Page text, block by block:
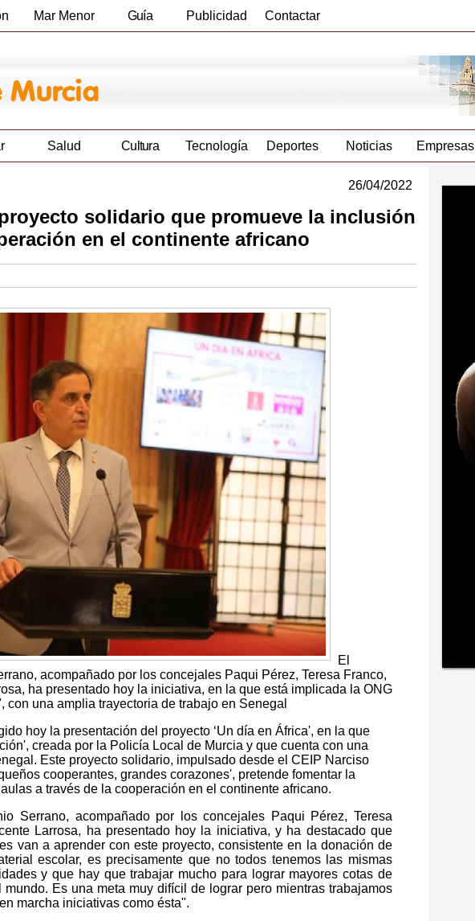
Mar Menor Guía Publicidad Contactar
Salud Cultura Tecnología Deportes Noticias Empresas
26/04/2022
solidario que promueve la inclusión
en el continente africano
El
acompañado por los concejales Paqui Pérez, Teresa Franco,
ha presentado hoy la iniciativa, en la que está implicada la ONG
una amplia trayectoria de trabajo en Senegal
hoy la presentación del proyecto ‘Un día en África', en la que
creada por la Policía Local de Murcia y que cuenta con una
Este proyecto solidario, impulsado desde el CEIP Narciso
cooperantes, grandes corazones', pretende fomentar la
a través de la cooperación en el continente africano.
Serrano, acompañado por los concejales Paqui Pérez, Teresa
Larrosa, ha presentado hoy la iniciativa, y ha destacado que
van a aprender con este proyecto, consistente en la donación de
escolar, es precisamente que no todos tenemos las mismas
y que hay que trabajar mucho para lograr mayores cotas de
Es una meta muy difícil de lograr pero mientras trabajamos
marcha iniciativas como ésta".